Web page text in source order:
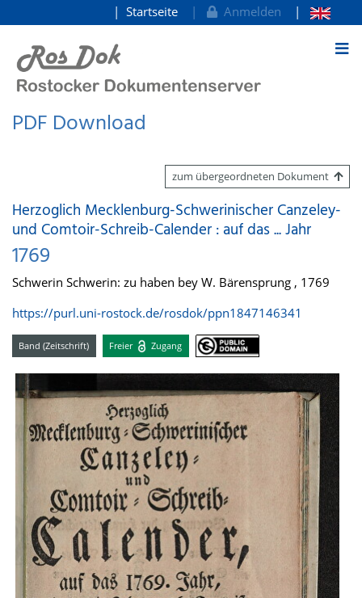
zum Inhalt
Startseite Anmelden
PDF Download
zum übergeordneten Dokument
Herzoglich Mecklenburg-Schwerinischer Canzeley-
und Comtoir-Schreib-Calender : auf das ... Jahr
1769
Schwerin Schwerin: zu haben bey W. Bärensprung , 1769
https://purl.uni-rostock.de/rosdok/ppn1847146341
Band (Zeitschrift) Freier Zugang